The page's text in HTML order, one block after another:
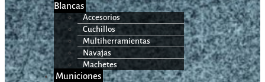
Blancas
Accesorios
Cuchillos
Multiherramientas
Navajas
Machetes
Municiones